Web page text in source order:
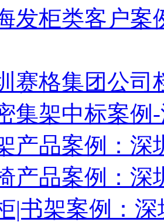
发柜类客户案
赛格集团公司
集架中标案例
产品案例：深
产品案例：深
|书架案例：